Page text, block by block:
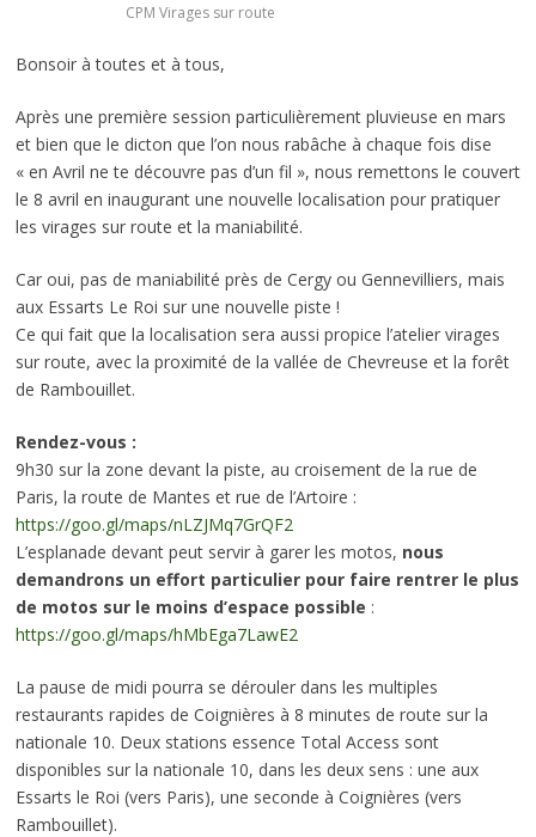
CPM Virages sur route
Bonsoir à toutes et à tous,
Après une première session particulièrement pluvieuse en mars
et bien que le dicton que l’on nous rabâche à chaque fois dise
« en Avril ne te découvre pas d’un fil », nous remettons le couvert
le 8 avril en inaugurant une nouvelle localisation pour pratiquer
les virages sur route et la maniabilité.
Car oui, pas de maniabilité près de Cergy ou Gennevilliers, mais
aux Essarts Le Roi sur une nouvelle piste !
Ce qui fait que la localisation sera aussi propice l’atelier virages
sur route, avec la proximité de la vallée de Chevreuse et la forêt
de Rambouillet.
Rendez-vous :
9h30 sur la zone devant la piste, au croisement de la rue de
Paris, la route de Mantes et rue de l’Artoire :
https://goo.gl/maps/nLZJMq7GrQF2
L’esplanade devant peut servir à garer les motos, nous
demandrons un effort particulier pour faire rentrer le plus
de motos sur le moins d’espace possible :
https://goo.gl/maps/hMbEga7LawE2
La pause de midi pourra se dérouler dans les multiples
restaurants rapides de Coignières à 8 minutes de route sur la
nationale 10. Deux stations essence Total Access sont
disponibles sur la nationale 10, dans les deux sens : une aux
Essarts le Roi (vers Paris), une seconde à Coignières (vers
Rambouillet).